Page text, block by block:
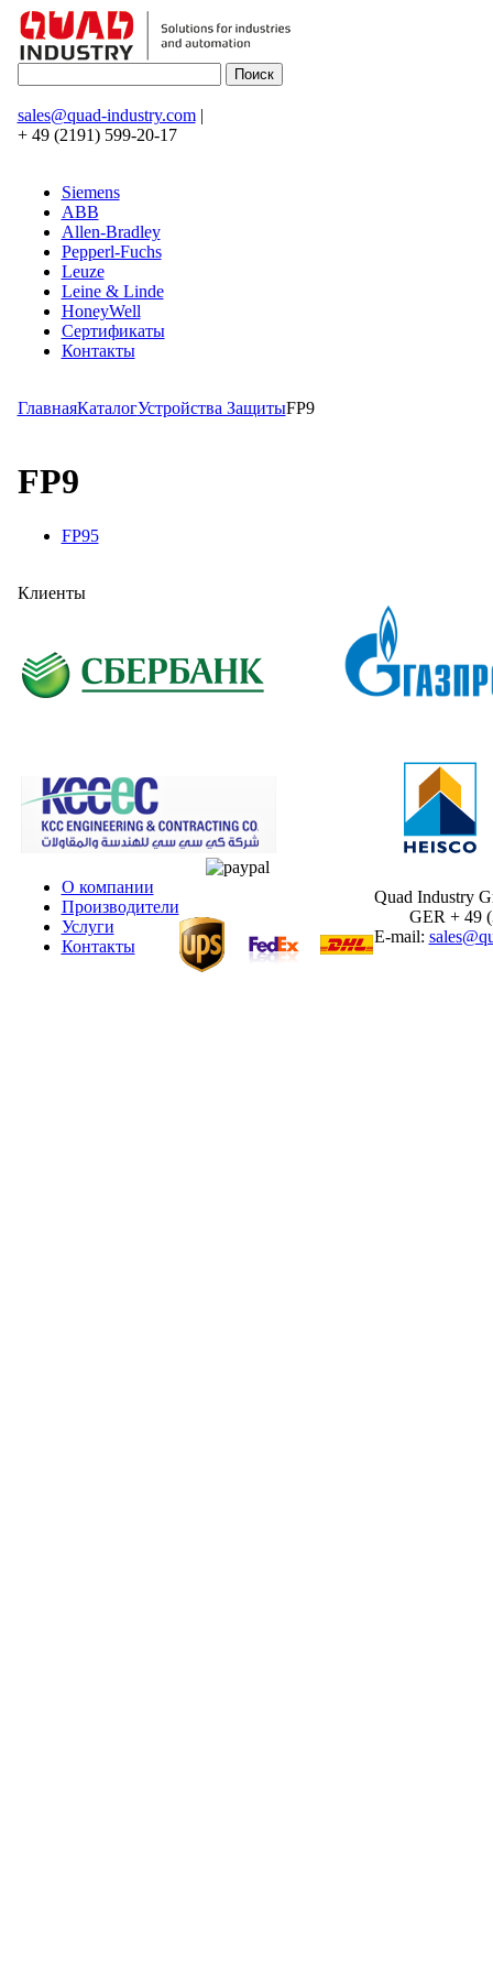
sales@quad-industry.com|
+ 49 (2191) 599-20-17
Siemens
ABB
Allen-Bradley
Pepperl-Fuchs
Leuze
Leine & Linde
HoneyWell
Сертификаты
Контакты
ГлавнаяКаталогУстройства ЗащитыFP9
FP9
FP95
Клиенты
О компании
Производители
Услуги
Контакты
Quad Industry
GER + 49
E-mail: